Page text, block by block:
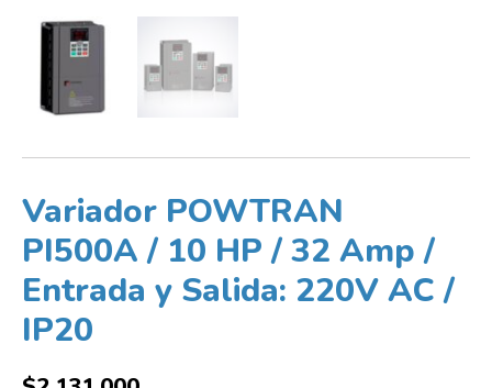
Variador POWTRAN
PI500A / 10 HP / 32 Amp /
Entrada y Salida: 220V AC /
IP20